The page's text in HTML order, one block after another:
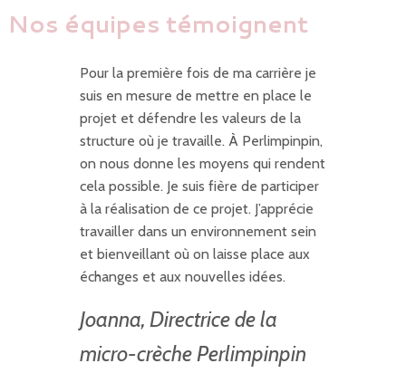
Nos équipes témoignent
Pour la première fois de ma carrière je
suis en mesure de mettre en place le
projet et défendre les valeurs de la
structure où je travaille. À Perlimpinpin,
on nous donne les moyens qui rendent
cela possible. Je suis fière de participer
à la réalisation de ce projet. J’apprécie
travailler dans un environnement sein
et bienveillant où on laisse place aux
échanges et aux nouvelles idées.
Joanna, Directrice de la
micro-crèche Perlimpinpin